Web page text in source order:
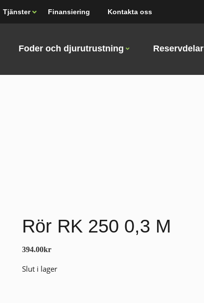
Tjänster Finansiering Kontakta oss
Foder och djurutrustning Reservdelar
Rör RK 250 0,3 M
394.00kr
Slut i lager